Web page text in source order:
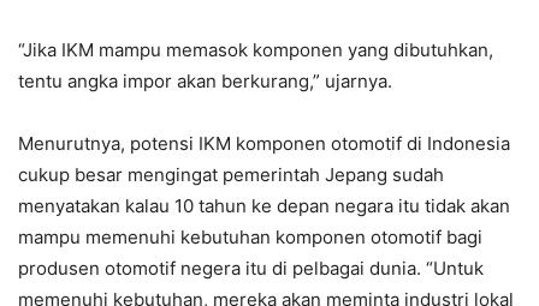
“Jika IKM mampu memasok komponen yang dibutuhkan,
tentu angka impor akan berkurang,” ujarnya.
Menurutnya, potensi IKM komponen otomotif di Indonesia
cukup besar mengingat pemerintah Jepang sudah
menyatakan kalau 10 tahun ke depan negara itu tidak akan
mampu memenuhi kebutuhan komponen otomotif bagi
produsen otomotif negera itu di pelbagai dunia. “Untuk
memenuhi kebutuhan, mereka akan meminta industri lokal